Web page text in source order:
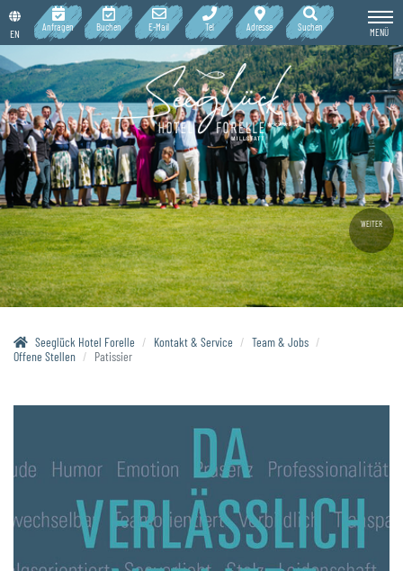
WEITER
EN
Anfragen Buchen E-Mail Tel Adresse Suchen MENÜ
Seeglück Hotel Forelle Kontakt & Service
Team & Jobs
Offene Stellen
Patissier